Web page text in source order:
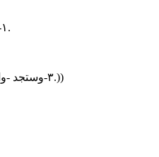
‏١- أليس الواحد إذا أصابه مرض خطير، خصّه بالدعاء كل يوم حتى يُكشف، فكذلك فافعل مع حاجتك الخاصة.
‏٣-وستجد -والله-من آثار كثرة الدعاء، وإدامته، والصبر عليه، ما لم تحسب لها حسابا من الخيرات والبركات والفتوحات.))